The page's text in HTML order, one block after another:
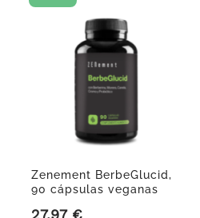
Zenement BerbeGlucid,
90 cápsulas veganas
27,97 €